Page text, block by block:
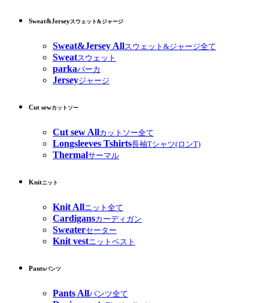
Sweat&Jerseyスウェット&ジャージ
Sweat&Jersey Allスウェット&ジャージ全て
Sweatスウェット
parkaパーカ
Jerseyジャージ
Cut sewカットソー
Cut sew Allカットソー全て
Longsleeves Tshirts長袖Tシャツ(ロンT)
Thermalサーマル
Knitニット
Knit Allニット全て
Cardigansカーディガン
Sweaterセーター
Knit vestニットベスト
Pantsパンツ
Pants Allパンツ全て